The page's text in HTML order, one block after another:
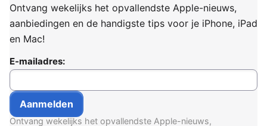
Ontvang wekelijks het opvallendste Apple-nieuws,
aanbiedingen en de handigste tips voor je iPhone, iPad
en Mac!
E-mailadres:
Ontvang wekelijks het opvallendste Apple-nieuws,